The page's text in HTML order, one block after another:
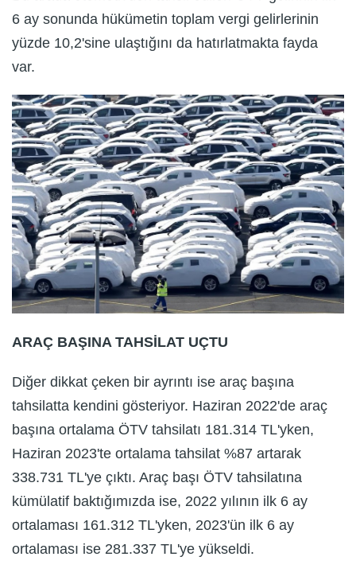
6 ay sonunda hükümetin toplam vergi gelirlerinin
yüzde 10,2'sine ulaştığını da hatırlatmakta fayda
var.
ARAÇ BAŞINA TAHSİLAT UÇTU
Diğer dikkat çeken bir ayrıntı ise araç başına
tahsilatta kendini gösteriyor. Haziran 2022'de araç
başına ortalama ÖTV tahsilatı 181.314 TL'yken,
Haziran 2023'te ortalama tahsilat %87 artarak
338.731 TL'ye çıktı. Araç başı ÖTV tahsilatına
kümülatif baktığımızda ise, 2022 yılının ilk 6 ay
ortalaması 161.312 TL'yken, 2023'ün ilk 6 ay
ortalaması ise 281.337 TL'ye yükseldi.